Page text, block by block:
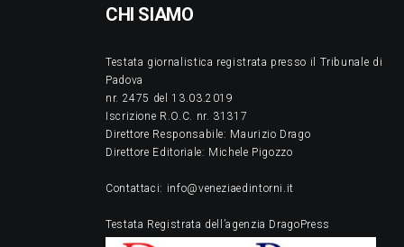
CHI SIAMO
Testata giornalistica registrata presso il Tribunale di
Padova
nr. 2475 del 13.03.2019
Iscrizione R.O.C. nr. 31317
Direttore Responsabile: Maurizio Drago
Direttore Editoriale: Michele Pigozzo
Contattaci: info@veneziaedintorni.it
Testata Registrata dell’agenzia DragoPress